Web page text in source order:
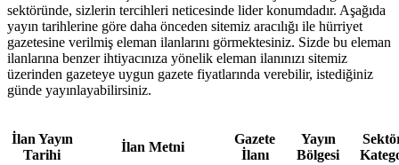
sektöründe, sizlerin tercihleri neticesinde lider konumdadır. Aşağıda
yayın tarihlerine göre daha önceden sitemiz aracılığı ile hürriyet
gazetesine verilmiş eleman ilanlarını görmektesiniz. Sizde bu eleman
ilanlarına benzer ihtiyacınıza yönelik eleman ilanınızı sitemiz
üzerinden gazeteye uygun gazete fiyatlarında verebilir, istediğiniz
günde yayınlayabilirsiniz.
İlan Yayın
Tarihi
İlan Metni
Gazete
İlanı
Yayın
Bölgesi